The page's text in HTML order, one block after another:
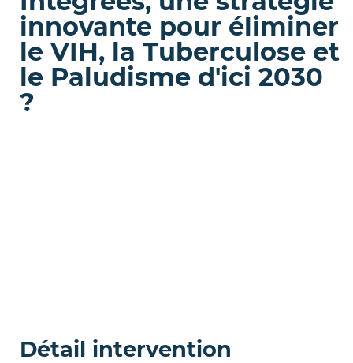
innovante pour éliminer
le VIH, la Tuberculose et
le Paludisme d'ici 2030
?
Détail intervention